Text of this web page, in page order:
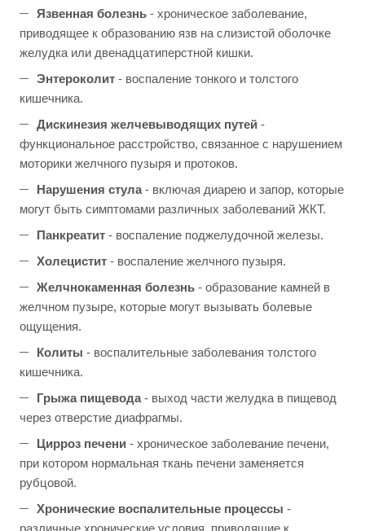
Язвенная болезнь - хроническое заболевание,
приводящее к образованию язв на слизистой оболочке
желудка или двенадцатиперстной кишки.
Энтероколит - воспаление тонкого и толстого
кишечника.
Дискинезия желчевыводящих путей -
функциональное расстройство, связанное с нарушением
моторики желчного пузыря и протоков.
Нарушения стула- включая диарею и запор, которые
могут быть симптомами различных заболеваний ЖКТ.
Панкреатит - воспаление поджелудочной железы.
Холецистит - воспаление желчного пузыря.
Желчнокаменная болезнь - образование камней в
желчном пузыре, которые могут вызывать болевые
ощущения.
Колиты - воспалительные заболевания толстого
кишечника.
Грыжа пищевода- выход части желудка в пищевод
через отверстие диафрагмы.
Цирроз печени - хроническое заболевание печени,
при котором нормальная ткань печени заменяется
рубцовой.
Хронические воспалительные процессы -
различные хронические условия, приводящие к